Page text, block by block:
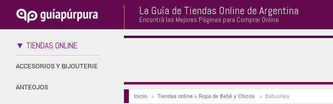
La Guía de Tiendas Online de Argentina
Encontrá las Mejores Páginas para Comprar Online
▼ TIENDAS ONLINE
ACCESORIOS Y BIJOUTERIE
ANTEOJOS
Inicio> Tiendas online > Ropa de Bebé y Chicos > Babushka